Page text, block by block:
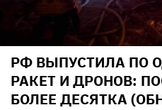
РФ ВЫПУСТИЛА ПО
РАКЕТ И ДРОНОВ:
БОЛЕЕ ДЕСЯТКА